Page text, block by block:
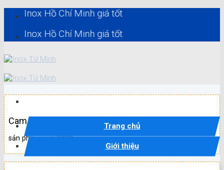
content
Hồ Chí Minh giá tốt
Hồ Chí Minh giá tốt
Trang chủ
Giới thiệu
Cam kết
sản phẩm mới 100%